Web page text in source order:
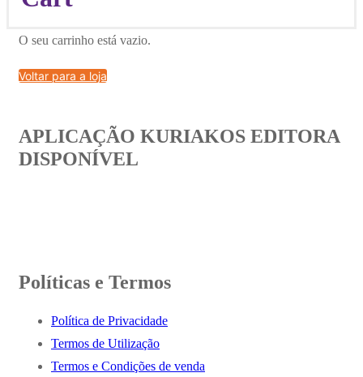
O seu carrinho está vazio.
Voltar para a loja
APLICAÇÃO KURIAKOS EDITORA
DISPONÍVEL
Políticas e Termos
Política de Privacidade
Termos de Utilização
Termos e Condições de venda